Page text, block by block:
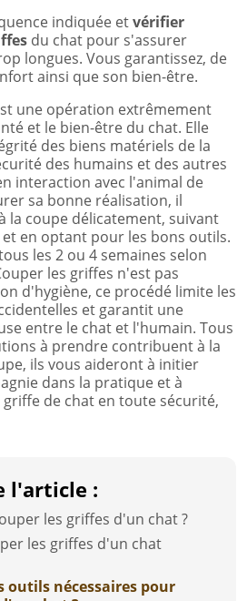
indiquée etvérifier
du chat pour s'assurer
longues. Vous garantissez, de
ainsi que son bien-être.
une opération extrêmement
et le bien-être du chat. Elle
des biens matériels de la
des humains et des autres
interaction avec l'animal de
sa bonne réalisation, il
la coupe délicatement, suivant
en optant pour les bons outils.
les 2 ou 4 semaines selon
les griffes n'est pas
d'hygiène, ce procédé limite les
et garantit une
entre le chat et l'humain. Tous
à prendre contribuent à la
ils vous aideront à initier
dans la pratique et à
de chat en toute sécurité,
l'article :
les griffes d'un chat ?
les griffes d'un chat
outils nécessaires pour